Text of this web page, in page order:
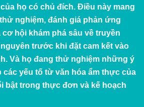
họ có chủ đích. Điều này mang
nghiệm, đánh giá phản ứng
hội khám phá sâu về truyền
trước khi đặt cam kết vào
Và họ đang thử nghiệm những ý
yếu tố từ văn hóa ẩm thực của
bật trong thực đơn và kế hoạch